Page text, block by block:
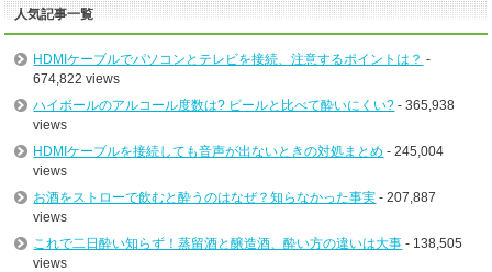
人気記事一覧
HDMIケーブルでパソコンとテレビを接続、注意するポイントは？ -
674,822 views
ハイボールのアルコール度数は? ビールと比べて酔いにくい? - 365,938
views
HDMIケーブルを接続しても音声が出ないときの対処まとめ - 245,004
views
お酒をストローで飲むと酔うのはなぜ？知らなかった事実 - 207,887
views
これで二日酔い知らず！蒸留酒と醸造酒、酔い方の違いは大事 - 138,505
views